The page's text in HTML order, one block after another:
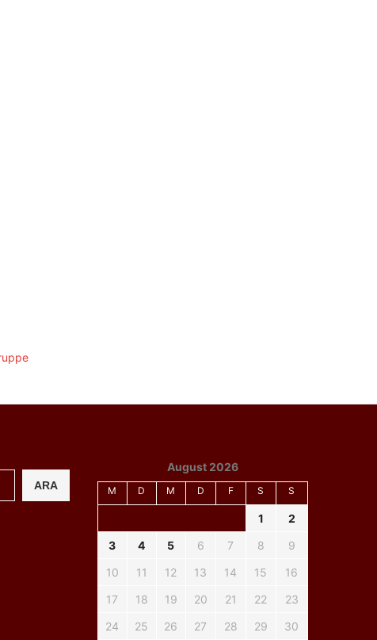
ARA
August 2026
M D M D F S S
1
2
3
4 5 6 7 8
9
10
11 12 13 14 15
16
17
18 19 20 21 22
23
24
25 26 27 28 29 30